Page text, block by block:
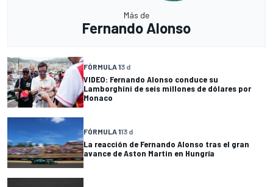
Más de
Fernando Alonso
FÓRMULA 13 d
VIDEO: Fernando Alonso conduce su
Lamborghini de seis millones de dólares por
Monaco
FÓRMULA 113 d
La reacción de Fernando Alonso tras el gran
avance de Aston Martin en Hungría